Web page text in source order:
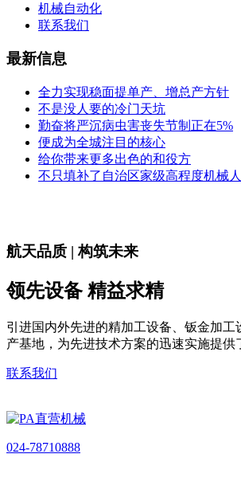
机械自动化
联系我们
最新信息
全力实现稳面提单产、增总产方针
不是没人要的冷门天坑
勤奋将严沉病虫害丧失节制正在5%
便成为全城注目的核心
给你带来更多出色的和役方
不只填补了自治区家级高程度机械
航天品质 | 构筑未来
领先设备 精益求精
引进国内外先进的精加工设备、钣金加工
产基地，为先进技术方案的迅速实施提供
联系我们
024-78710888